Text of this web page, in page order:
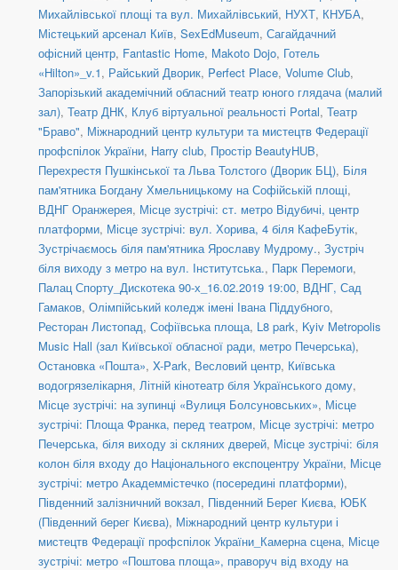
Михайлівської площі та вул. Михайлівський, НУХТ, КНУБА,
Містецький арсенал Київ, SexEdMuseum, Сагайдачний
офісний центр, Fantastic Home, Makoto Dojo, Готель
«Hilton»_v.1, Райський Дворик, Perfect Place, Volume Club,
Запорізький академічний обласний театр юного глядача (малий
зал), Театр ДНК, Клуб віртуальної реальності Portal, Театр
"Браво", Міжнародний центр культури та мистецтв Федерації
профспілок України, Harry club, Простір BeautyHUB,
Перехрестя Пушкінської та Льва Толстого (Дворик БЦ), Біля
пам'ятника Богдану Хмельницькому на Софійській площі,
ВДНГ Оранжерея, Місце зустрічі: ст. метро Відубичі, центр
платформи, Місце зустрічі: вул. Хорива, 4 біля КафеБутік,
Зустрічаємось біля пам'ятника Ярославу Мудрому., Зустріч
біля виходу з метро на вул. Інститутська., Парк Перемоги,
Палац Спорту_Дискотека 90-х_16.02.2019 19:00, ВДНГ, Сад
Гамаков, Олімпійський коледж імені Івана Піддубного,
Ресторан Листопад, Софіївська площа, L8 park, Kyiv Metropolis
Music Hall (зал Київської обласної ради, метро Печерська),
Остановка «Пошта», X-Park, Весловий центр, Київська
водогрязелікарня, Літній кінотеатр біля Українського дому,
Місце зустрічі: на зупинці «Вулиця Болсуновських», Місце
зустрічі: Площа Франка, перед театром, Місце зустрічі: метро
Печерська, біля виходу зі скляних дверей, Місце зустрічі: біля
колон біля входу до Національного експоцентру України, Місце
зустрічі: метро Академмістечко (посередині платформи),
Південний залізничний вокзал, Південний Берег Києва, ЮБК
(Південний берег Києва), Міжнародний центр культури і
мистецтв Федерації профспілок України_Камерна сцена, Місце
зустрічі: метро «Поштова площа», праворуч від входу на